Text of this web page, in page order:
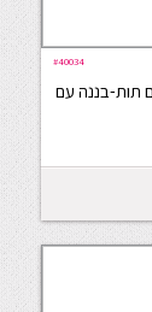
#40034
בטעם תות-בננה עם